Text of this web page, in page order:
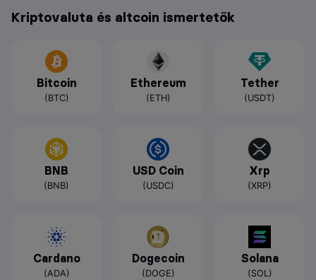
Kriptovaluta és altcoin ismertetők
Bitcoin
(BTC)
Ethereum
(ETH)
Tether
(USDT)
BNB
(BNB)
USD Coin
(USDC)
Xrp
(XRP)
Cardano
(ADA)
Dogecoin
(DOGE)
Solana
(SOL)